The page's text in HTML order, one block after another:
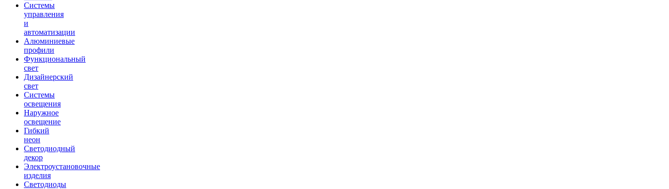
Системы
управления
и
автоматизации
Алюминиевые
профили
Функциональный
свет
Дизайнерский
свет
Системы
освещения
Наружное
освещение
Гибкий
неон
Светодиодный
декор
Электроустановочные
изделия
Светодиоды